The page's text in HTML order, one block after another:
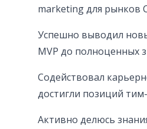
marketing для рынков
Успешно выводил
MVP до полноценных
Содействовал
достигли позиций
Активно делюсь